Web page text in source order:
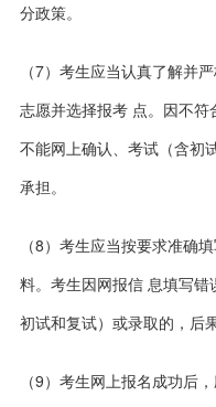
分政策。
（7）考生应当认真了解并
志愿并选择报考 点。因不
不能网上确认、考试（含初
承担。
（8）考生应当按要求准确
料。考生因网报信 息填写
初试和复试）或录取的，后
（9）考生网上报名成功后